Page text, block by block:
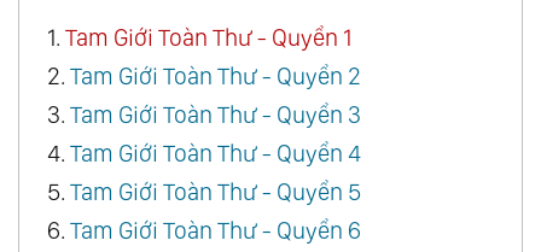
1. Tam Giới Toàn Thư - Quyển 1
2. Tam Giới Toàn Thư - Quyển 2
3. Tam Giới Toàn Thư - Quyển 3
4. Tam Giới Toàn Thư - Quyển 4
5. Tam Giới Toàn Thư - Quyển 5
6. Tam Giới Toàn Thư - Quyển 6